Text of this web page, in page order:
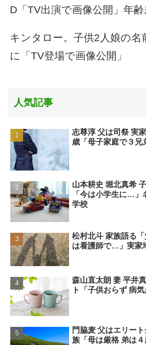
D「TV出演で画像公開」年齢
キンタロー。子供2人娘の名
に「TV登場で画像公開」
人気記事
志尊淳 父は司祭 実
歳「母子家庭で３兄
山本耕史 堀北真希
「今は小学生に…」
学校
松村北斗 家族語る
は看護師で…」実家
森山直太朗 妻 平井
ト「子供おらず 病気
門脇麦 父はエリー
族「母は厳格 弟は４